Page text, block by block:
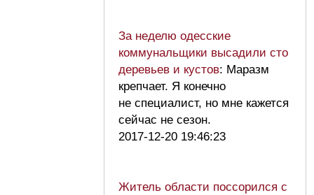
За неделю одесские
коммунальщики высадили сто
деревьев и кустов: Маразм
крепчает. Я конечно
не специалист, но мне кажется
сейчас не сезон.
2017-12-20 19:46:23
Житель области поссорился с